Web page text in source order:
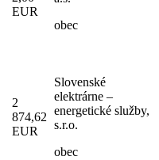
EUR
obec
2
874,62
EUR
Slovenské
elektrárne –
energetické služby,
s.r.o.
obec